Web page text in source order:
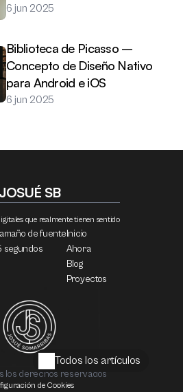
Todos los artículos
6 jun 2025
Biblioteca de Picasso –
Concepto de Diseño Nativo
para Android e iOS
6 jun 2025
JOSUÉ SB
que realmente tienen sentido
de fuente
segundos
Inicio
Ahora
Blog
Proyectos
los derechos reservados
de Cookies